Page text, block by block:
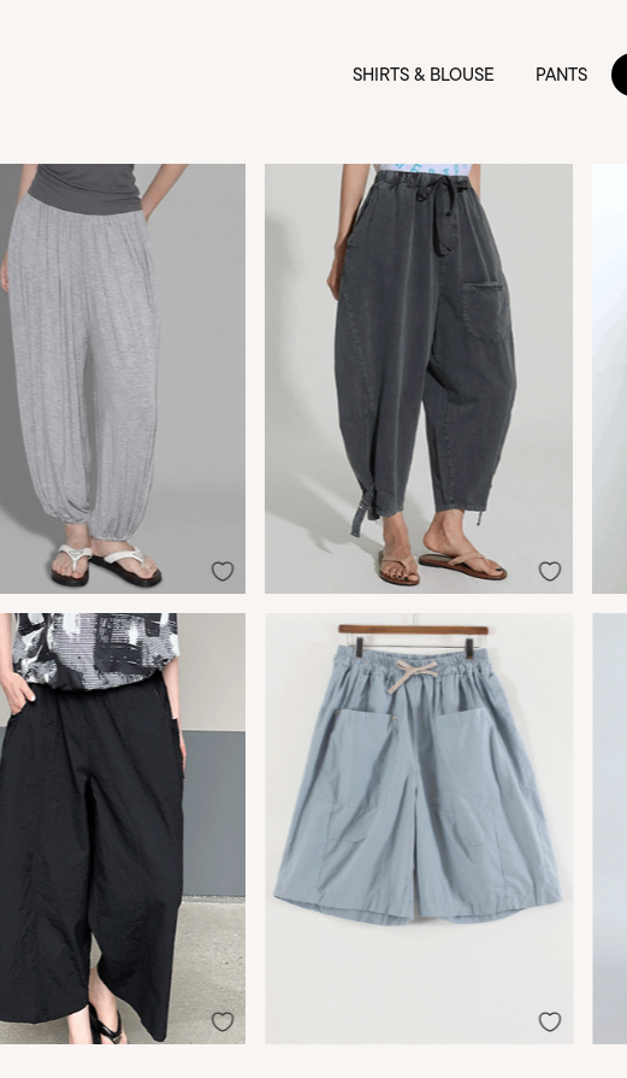
SHIRTS & BLOUSE PANTS